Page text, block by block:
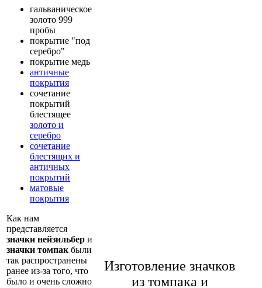
гальваническое
золото 999
пробы
покрытие "под
серебро"
покрытие медь
античные
покрытия
сочетание
покрытий
блестящее
золото и
серебро
сочетание
блестящих и
античных
покрытий
матовые
покрытия
Как нам
представляется
значки нейзильбер и
значки томпак были
так распространены
ранее из-за того, что
было и очень сложно
Изготовление значков
из томпака и